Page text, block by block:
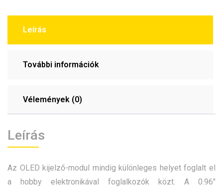
Leírás
További információk
Vélemények (0)
Leírás
Az OLED kijelző-modul mindig különleges helyet foglalt el
a hobby elektronikával foglalkozók közt. A 0.96″